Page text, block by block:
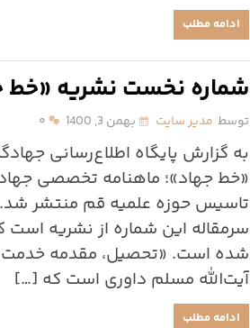
ادامه مطلب
شماره نخست نشریه «خط
توسط مدیر سایت بهمن 3, 1400 ۰
به گزارش پایگاه اطلاع‌رسانی
«خط جهاد»؛ ماهنامه تخصصی
تاسیس حوزه علمیه قم منتشر
سرمقاله این شماره از نشریه است
شده است. «تحصیل، مقدمه خدمت»
آیت‌الله مسلم داوری است که […]
ادامه مطلب